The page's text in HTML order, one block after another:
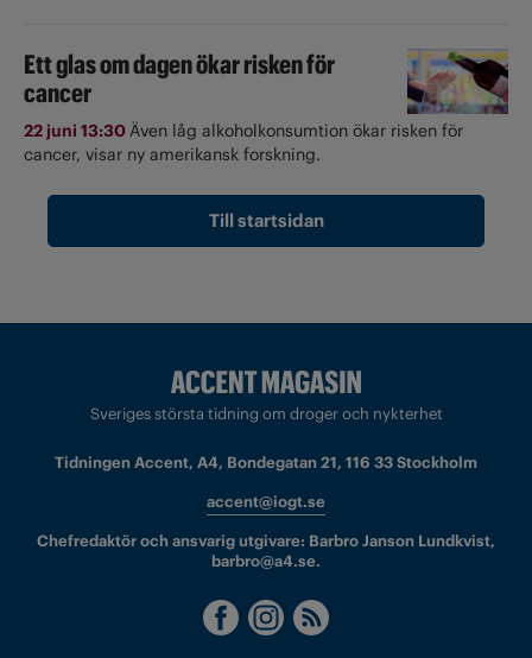
Ett glas om dagen ökar risken för
cancer
22 juni 13:30Även låg alkoholkonsumtion ökar risken för
cancer, visar ny amerikansk forskning.
Till startsidan
Sveriges största tidning om droger och nykterhet
Tidningen Accent, A4, Bondegatan 21, 116 33 Stockholm
accent@iogt.se
Chefredaktör och ansvarig utgivare: Barbro Janson Lundkvist,
barbro@a4.se.